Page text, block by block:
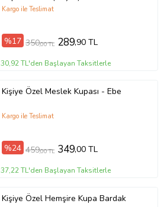
Kargo ile Teslimat
%17 350,00 TL 289,90 TL
30,92 TL'den Başlayan Taksitlerle
Kişiye Özel Meslek Kupası - Ebe
Kargo ile Teslimat
%24 459,00 TL 349,00 TL
37,22 TL'den Başlayan Taksitlerle
Kişiye Özel Hemşire Kupa Bardak